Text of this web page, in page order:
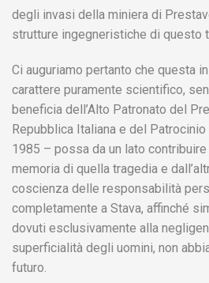
degli invasi della miniera di
strutture ingegneristiche di questo
Ci auguriamo pertanto che questa
carattere puramente scientifico,
beneficia dell’Alto Patronato del
Repubblica Italiana e del
1985 – possa da un lato contribuire
memoria di quella tragedia e
coscienza delle responsabilità
completamente a Stava, affinché
dovuti esclusivamente alla
superficialità degli uomini, non
futuro.